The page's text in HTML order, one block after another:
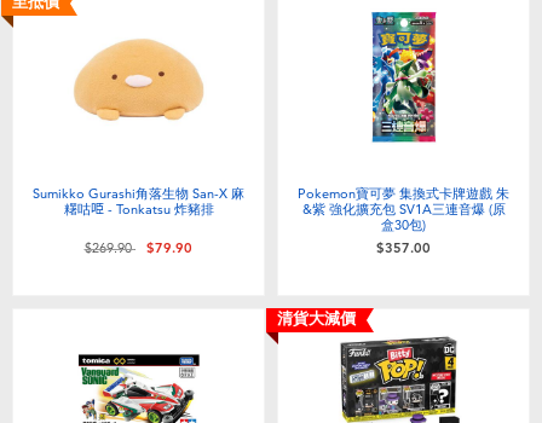
Sumikko Gurashi角落生物 San-X 麻
糬咕𠱸 - Tonkatsu 炸豬排
價格從
$269.90至$79.90
Pokemon寶可夢 集換式卡牌遊戲 朱
&紫 強化擴充包 SV1A三連音爆 (原
盒30包)
$357.00
清貨大減價